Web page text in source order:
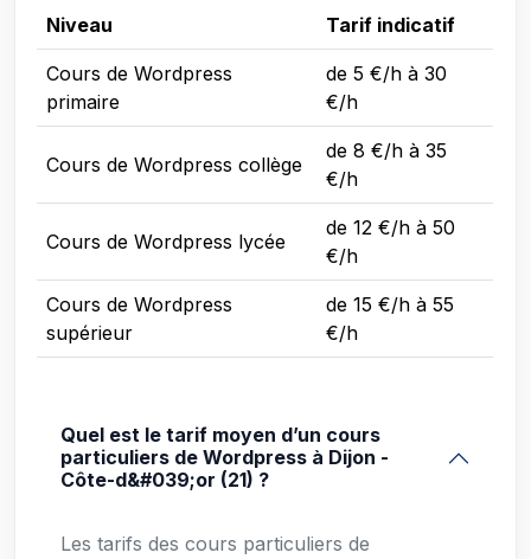
Niveau Tarif indicatif
Cours de Wordpress
primaire
de 5 €/h à 30
€/h
Cours de Wordpress collège
de 8 €/h à 35
€/h
Cours de Wordpress lycée
de 12 €/h à 50
€/h
Cours de Wordpress
supérieur
de 15 €/h à 55
€/h
Quel est le tarif moyen d’un cours
particuliers de Wordpress à Dijon -
Côte-d&#039;or (21) ?
Les tarifs des cours particuliers de